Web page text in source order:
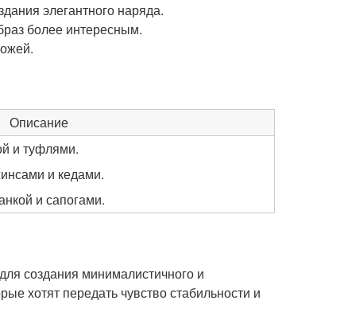
элегантного наряда.
более интересным.
Описание
и туфлями.
и кедами.
и сапогами.
создания минималистичного и
хотят передать чувство стабильности и